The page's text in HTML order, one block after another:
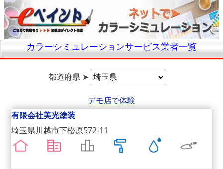
カラーシミュレーションサービス業者一覧
都道府県 ➤
デモ店で体験
有限会社美光塗装
埼玉県川越市下松原572-11